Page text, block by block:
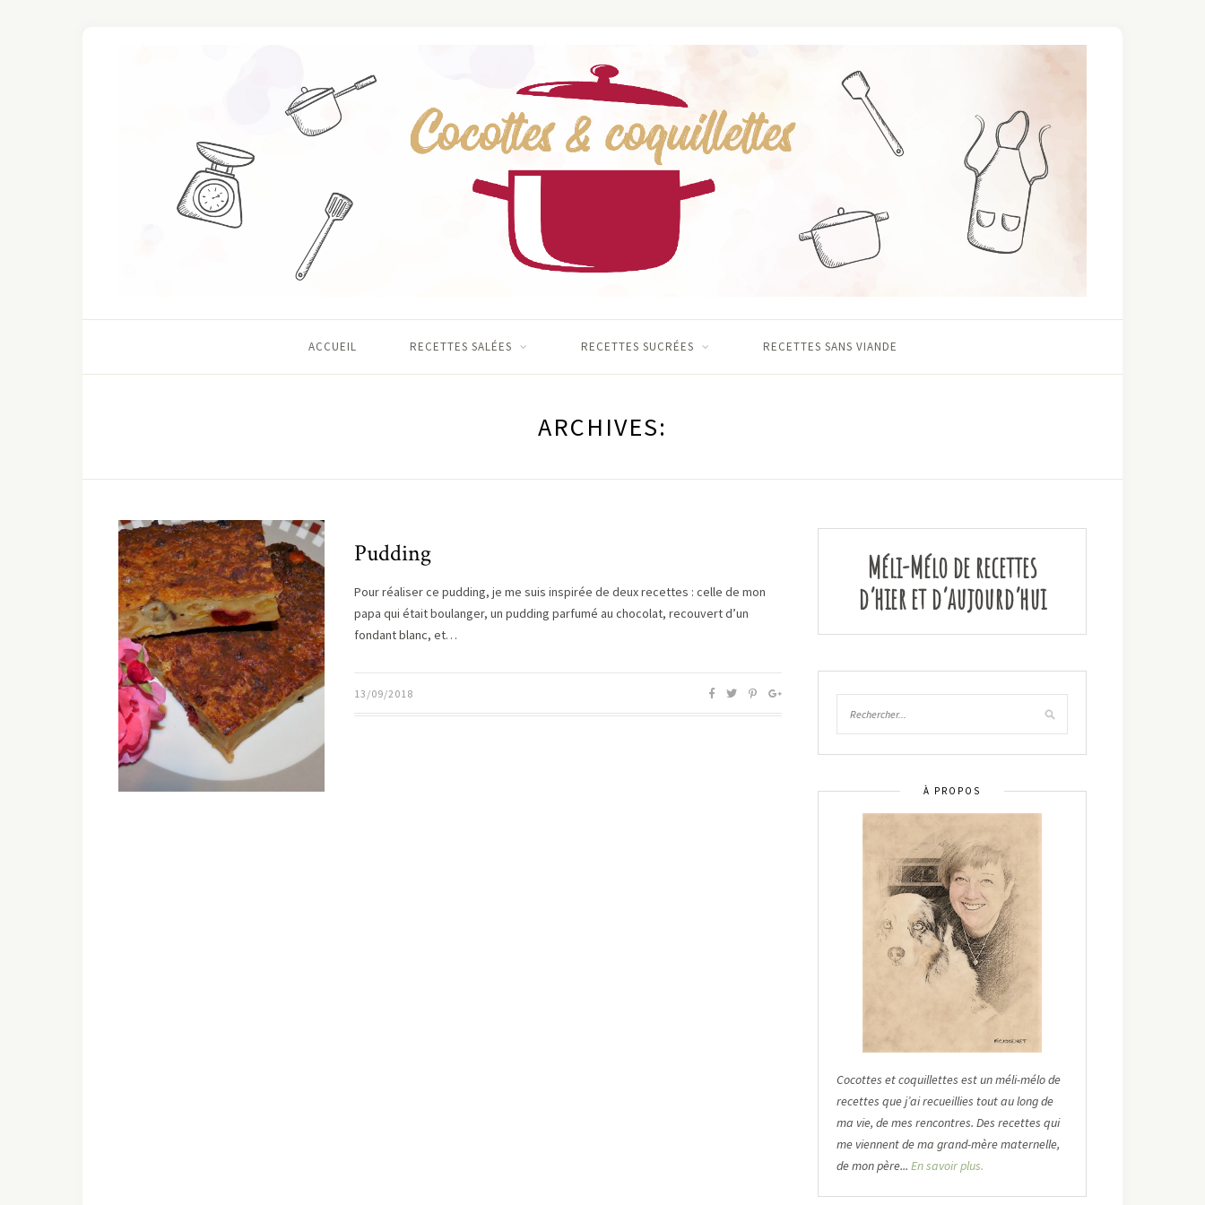
ACCUEIL RECETTES SALÉES RECETTES SUCRÉES RECETTES SANS VIANDE
ARCHIVES:
Pudding
Pour réaliser ce pudding, je me suis inspirée de deux recettes : celle de mon
papa qui était boulanger, un pudding parfumé au chocolat, recouvert d’un
fondant blanc, et…
13/09/2018
Méli-Mélo de recettes
d’hier et d’aujourd’hui
À PROPOS
Cocottes et coquillettes est un méli-mélo de
recettes que j’ai recueillies tout au long de
ma vie, de mes rencontres. Des recettes qui
me viennent de ma grand-mère maternelle,
de mon père... En savoir plus.